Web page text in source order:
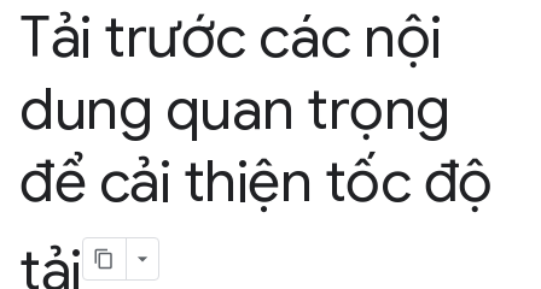
Tải trước các nội
dung quan trọng
để cải thiện tốc độ
tải